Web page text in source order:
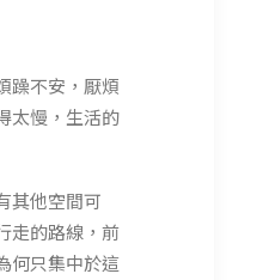
躁不安，厭煩
太慢，生活的
其他空間可
走的路線，前
何只集中於這